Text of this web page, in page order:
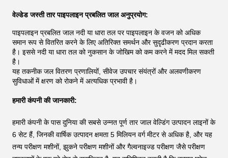
वेल्डेड जस्ती तार पाइपलाइन प्रबलित जाल अनुप्रयोग:
पाइपलाइन प्रबलित जाल नदी या धारा तल पर पाइपलाइन के वजन को अधिक
समान रूप से वितरित करने के लिए अतिरिक्त समर्थन और सुदृढीकरण प्रदान करता
है। इससे नदी या धारा तल को नुकसान के जोखिम को कम करने में मदद मिल सकती
है।
यह तकनीक जल वितरण प्रणालियों, सीवेज उपचार संयंत्रों और अलवणीकरण
सुविधाओं में क्षरण को रोकने में अत्यधिक प्रभावी है।
हमारी कंपनी की जानकारी:
हमारी कंपनी के पास दुनिया की सबसे उन्नत पूर्ण तार जाल वेल्डिंग उत्पादन लाइनों के
6 सेट हैं, जिनकी वार्षिक उत्पादन क्षमता 5 मिलियन वर्ग मीटर से अधिक है, और यह
तन्य परीक्षण मशीनों, झुकने परीक्षण मशीनों और गैल्वनाइज्ड परीक्षण जैसे परीक्षण